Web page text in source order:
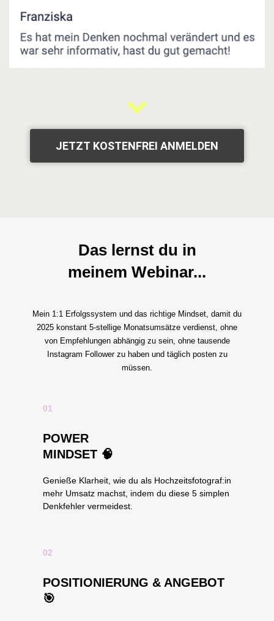
JETZT KOSTENFREI ANMELDEN
Das lernst du in
meinem Webinar...
Mein 1:1 Erfolgssystem und das richtige Mindset, damit du
2025 konstant 5-stellige Monatsumsätze verdienst, ohne
von Empfehlungen abhängig zu sein, ohne tausende
Instagram Follower zu haben und täglich posten zu
müssen.
01
POWER
MINDSET 🧠
Genieße Klarheit, wie du als Hochzeitsfotograf:in
mehr Umsatz machst, indem du diese 5 simplen
Denkfehler vermeidest.
02
POSITIONIERUNG & ANGEBOT
🎯